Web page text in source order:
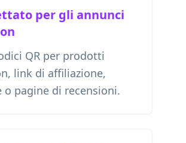
per gli annunci
QR per prodotti
link di affiliazione,
o pagine di recensioni.